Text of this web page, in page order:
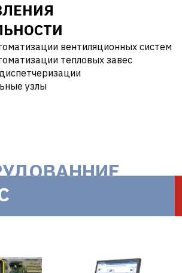
вентиляционных систем
тепловых завес
узлы